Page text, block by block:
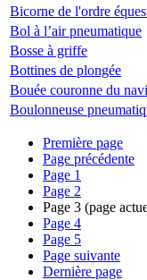
Bicorne de l'ordre
Bol à l’air pneumatique
Bosse à griffe
Bottines de plongée
Bouée couronne du
Boulonneuse
Première page
Page précédente
Page 1
Page 2
Page 3 (page
Page 4
Page 5
Page suivante
Dernière page